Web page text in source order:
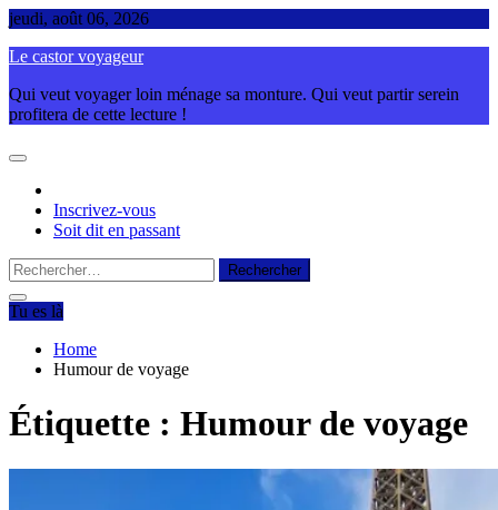
Skip
content
jeudi, août 06, 2026
Le castor voyageur
Qui veut voyager loin ménage sa monture. Qui veut partir serein
profitera de cette lecture !
Inscrivez-vous
Soit dit en passant
Rechercher :
Tu es là
Home
Humour de voyage
Étiquette : Humour de voyage